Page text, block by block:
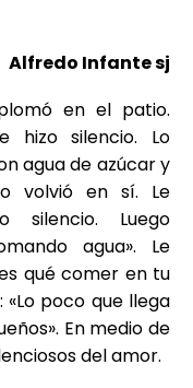
Alfredo Infante sj
en el patio.
hizo silencio. Lo
agua de azúcar y
volvió en sí. Le
silencio. Luego
agua». Le
qué comer en tu
«Lo poco que llega
En medio de
del amor.